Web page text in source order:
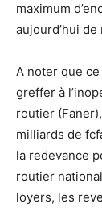
maximum
aujourd’hui
A noter que
greffer à
routier
milliards de
la redevance
routier
loyers, les